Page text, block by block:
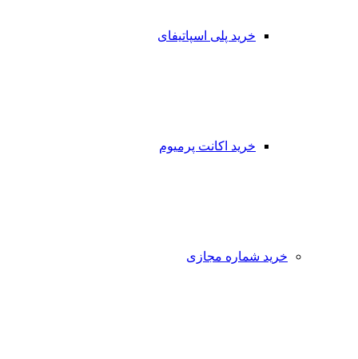
خرید پلی اسپاتیفای
خرید اکانت پرمیوم
خرید شماره مجازی